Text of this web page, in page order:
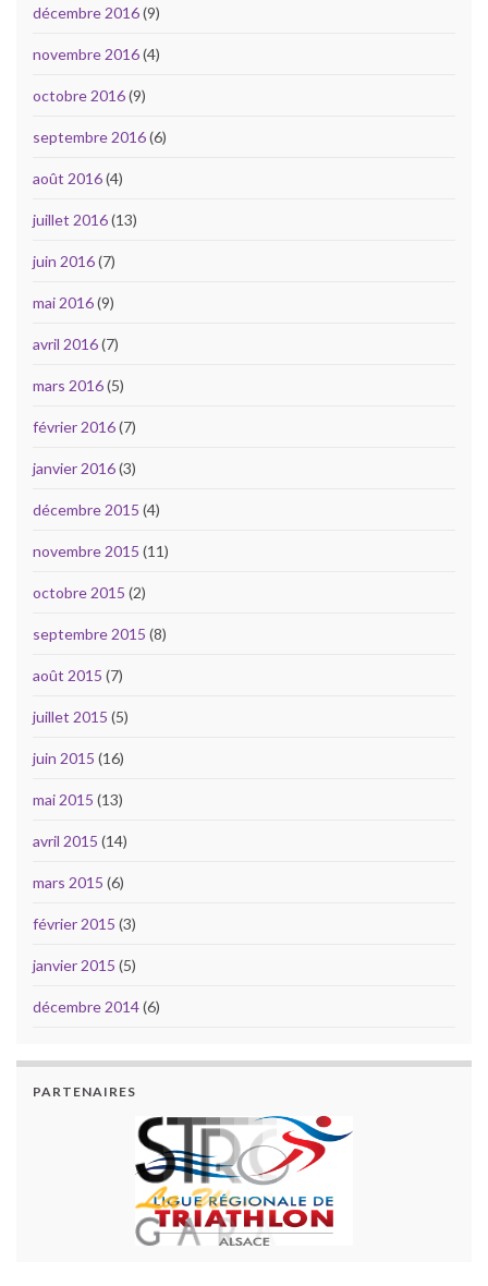
décembre 2016(9)
novembre 2016(4)
octobre 2016(9)
septembre 2016(6)
août 2016(4)
juillet 2016(13)
juin 2016(7)
mai 2016(9)
avril 2016(7)
mars 2016(5)
février 2016(7)
janvier 2016(3)
décembre 2015 (4)
novembre 2015 (11)
octobre 2015 (2)
septembre 2015 (8)
août 2015 (7)
juillet 2015 (5)
juin 2015 (16)
mai 2015 (13)
avril 2015 (14)
mars 2015 (6)
février 2015 (3)
janvier 2015 (5)
décembre 2014(6)
PARTENAIRES